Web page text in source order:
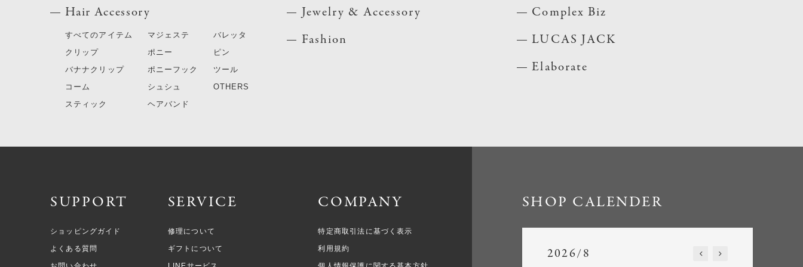
Hair Accessory
すべてのアイテム
クリップ
バナナクリップ
コーム
スティック
マジェステ
ポニー
ポニーフック
シュシュ
ヘアバンド
バレッタ
ピン
ツール
OTHERS
Jewelry & Accessory
Fashion
Complex Biz
LUCAS JACK
Elaborate
SUPPORT
ショッピングガイド
よくある質問
SERVICE
修理について
ギフトについて
COMPANY
特定商取引法に基づく表示
利用規約
SHOP CALENDER
2026/8